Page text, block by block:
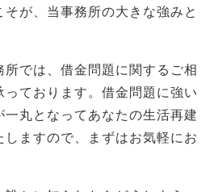
が、当事務所の大きな強みと
では、借金問題に関するご相
ております。借金問題に強い
丸となってあなたの生活再建
しますので、まずはお気軽にお